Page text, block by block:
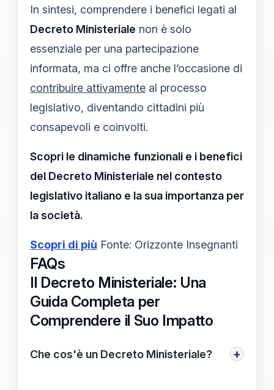
In sintesi, comprendere i benefici legati al
Decreto Ministeriale non è solo
essenziale per una partecipazione
informata, ma ci offre anche l’occasione di
contribuire attivamente al processo
legislativo, diventando cittadini più
consapevoli e coinvolti.
Scopri le dinamiche funzionali e i benefici
del Decreto Ministeriale nel contesto
legislativo italiano e la sua importanza per
la società.
Scopri di più Fonte: Orizzonte Insegnanti
FAQs
Il Decreto Ministeriale: Una
Guida Completa per
Comprendere il Suo Impatto
Che cos'è un Decreto Ministeriale? +